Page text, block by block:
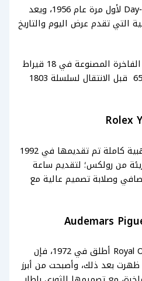
أطلقت رولكس موديل Day‑Date لأول مرة عام 1956، ويعد
التي تقدم عرض اليوم والتاريخ
كما يعد أحد أقدم الساعات الفاخرة المصنوعة في 18 قيراط
ذهب، تحت أرقام 6510 و 6511 قبل الانتقال لسلسلة 1803
أول ساعة Yacht‑Master ذهبية كاملة تم تقديمها في 1992
جريئة من رولكس؛ لتقديم ساعة
وصلابة تصميم عالية مع
على الرغم من أن موديل Royal Oak أطلق في 1972، فإن
بعد ذلك، وأصبحت من أبرز